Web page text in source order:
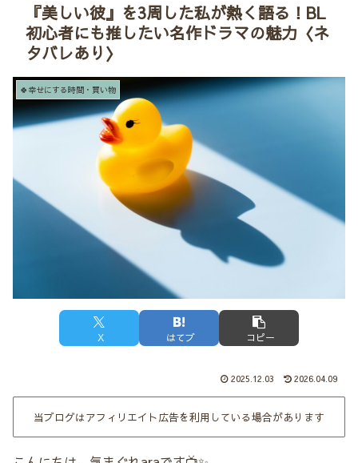
『美しい彼』を3周した私が熱く語る！BL
初心者にも推したい名作ドラマの魅力〈ネ
タバレあり〉
🍀幸せにする時間・買い物
X はてブ コピー
2025.12.03 2026.04.09
当ブログはアフィリエイト広告を利用している場合があります